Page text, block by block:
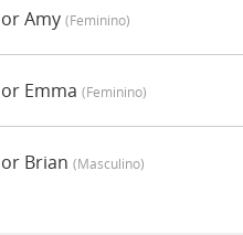
Amy (feminino)
Emma (feminino)
Brian (masculino)